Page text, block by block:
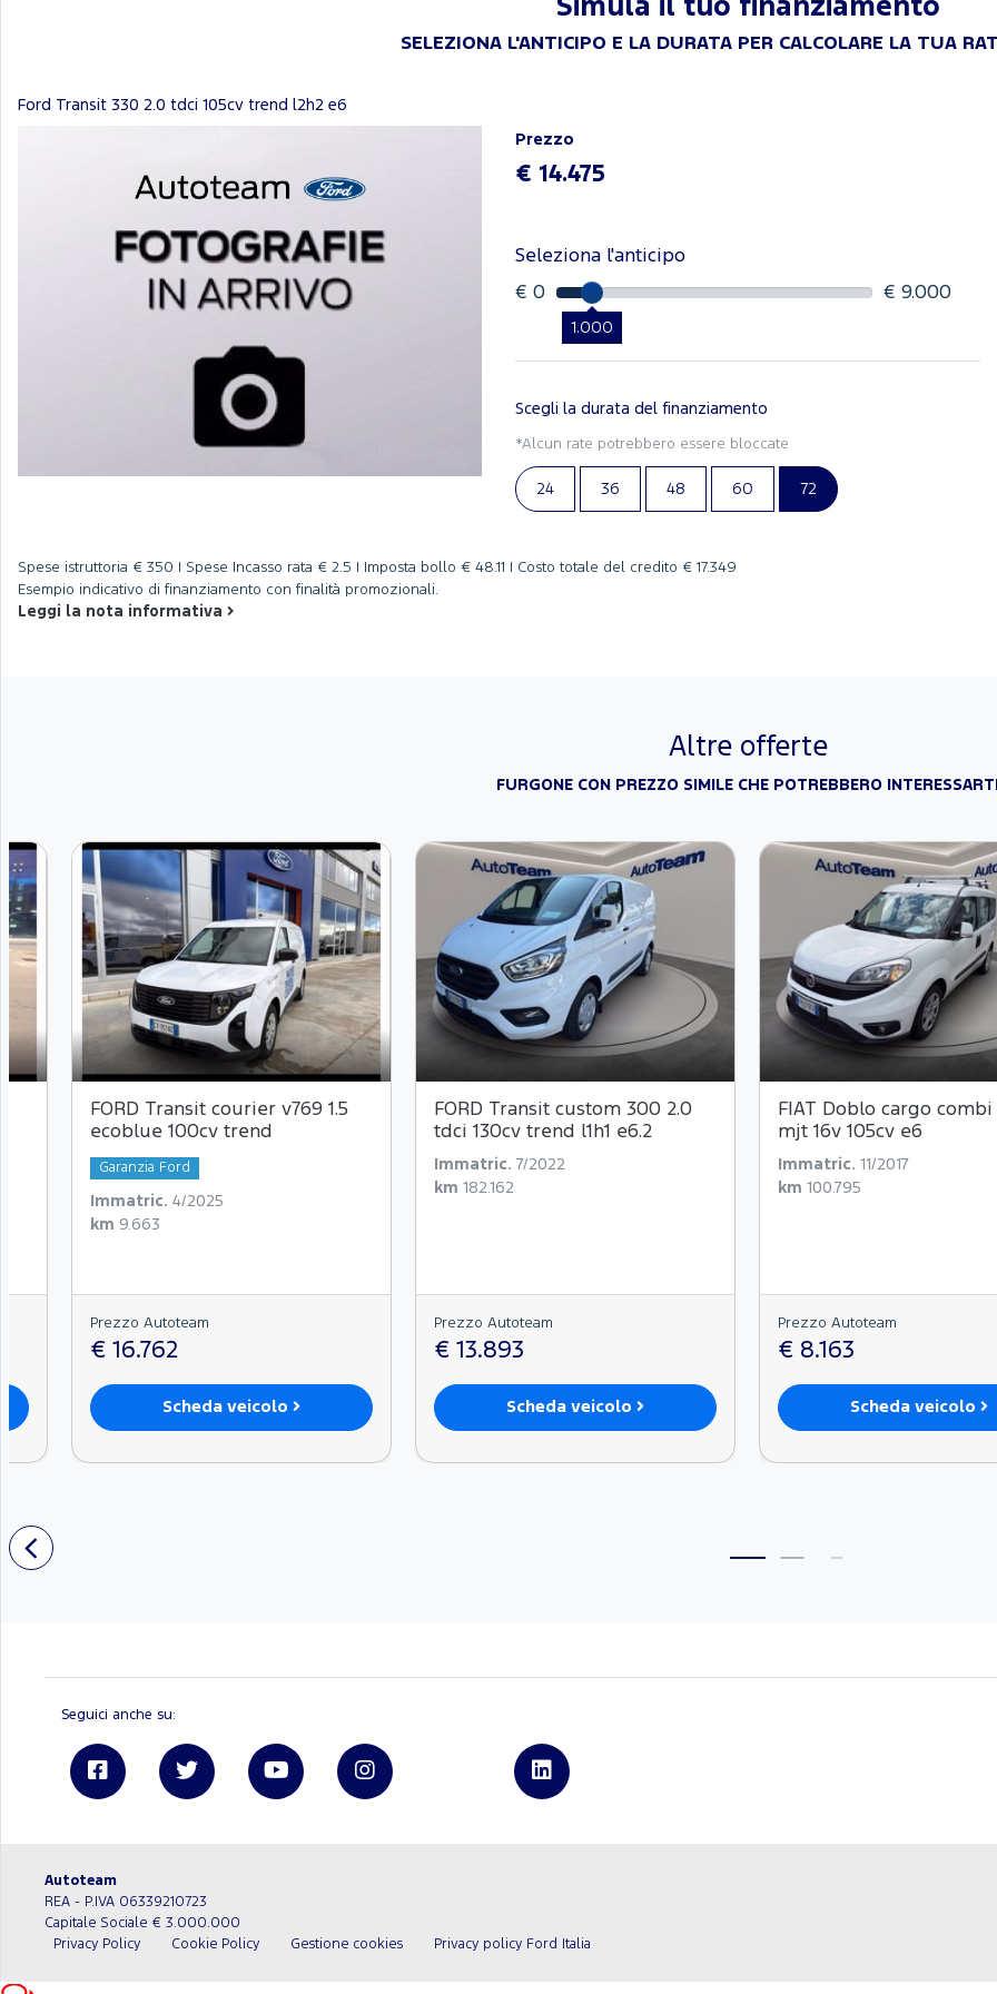
Simula il tuo finanziamento
SELEZIONA L'ANTICIPO E LA DURATA PER CALCOLARE LA TUA
Ford Transit 330 2.0 tdci 105cv trend l2h2 e6
Prezzo
€ 14.475
Seleziona l'anticipo
€ 0
1.000
€ 9.000
Scegli la durata del finanziamento
*Alcun rate potrebbero essere bloccate
24 36 48 60 72
Spese istruttoria € 350 | Spese Incasso rata € 2.5 | Imposta bollo € 48.11 | Costo totale del credito € 17.349
Esempio indicativo di finanziamento con finalità promozionali.
Leggi la nota informativa
Altre offerte
FURGONE CON PREZZO SIMILE CHE POTREBBERO INTERESSARTI
FORD Transit courier v769 1.5
ecoblue 100cv trend
Garanzia Ford
Immatric. 4/2025
km 9.663
Prezzo Autoteam
€ 16.762
Scheda veicolo
FORD Transit custom 300 2.0
tdci 130cv trend l1h1 e6.2
Immatric. 7/2022
km 182.162
Prezzo Autoteam
€ 13.893
Scheda veicolo
FIAT Doblo cargo combi
mjt 16v 105cv e6
Immatric. 11/2017
km 100.795
Prezzo Autoteam
€ 8.163
Scheda veicolo
Seguici anche su:
Autoteam
REA - P.IVA 06339210723
Capitale Sociale € 3.000.000
Privacy Policy
Cookie Policy Gestione cookies Privacy policy Ford Italia